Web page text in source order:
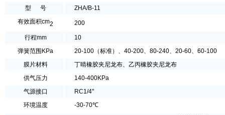
型 号
ZHA/B-11
有效面积cm2 200
行程mm
10
弹簧范围KPa
20-100（标准）、40-200、80-240、20-60、60-100
膜片材料
丁晴橡胶夹尼龙布、乙丙橡胶夹尼龙布
供气压力
140-400KPa
气源接口
RC1/4"
环境温度
-30-70℃